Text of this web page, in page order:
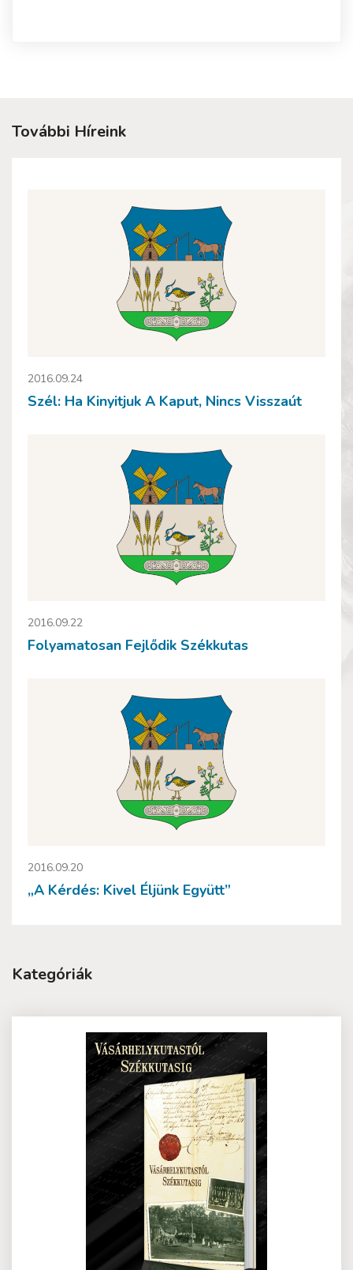
További Híreink
2016.09.24
Szél: Ha Kinyitjuk A Kaput, Nincs Visszaút
2016.09.22
Folyamatosan Fejlődik Székkutas
2016.09.20
„A Kérdés: Kivel Éljünk Együtt”
Kategóriák